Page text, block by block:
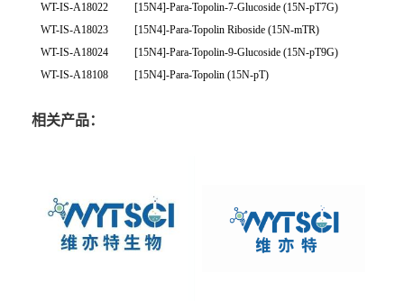
WT-IS-A18022
[15N4]-Para-Topolin-7-Glucoside (15N-pT7G)
WT-IS-A18023
[15N4]-Para-Topolin Riboside (15N-mTR)
WT-IS-A18024
[15N4]-Para-Topolin-9-Glucoside (15N-pT9G)
WT-IS-A18108
[15N4]-Para-Topolin (15N-pT)
相关产品：